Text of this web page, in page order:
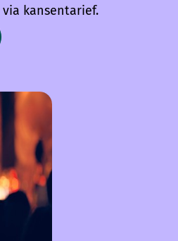
kansentarief.